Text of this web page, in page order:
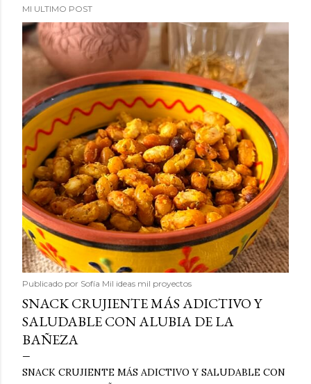
MI ULTIMO POST
Publicado por Sofía Mil ideas mil proyectos
SNACK CRUJIENTE MÁS ADICTIVO Y
SALUDABLE CON ALUBIA DE LA
BAÑEZA
SNACK CRUJIENTE MÁS ADICTIVO Y SALUDABLE CON